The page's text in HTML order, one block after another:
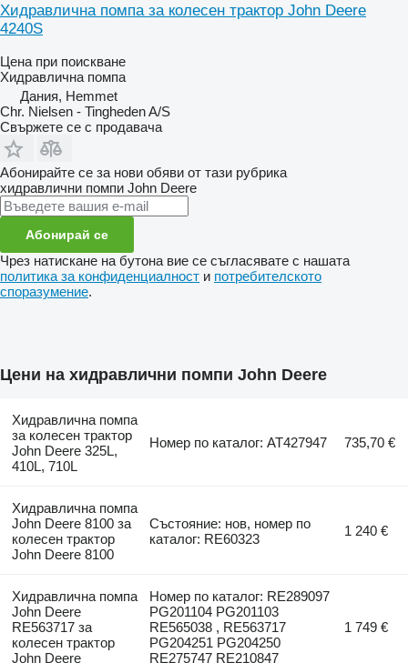
Хидравлична помпа за колесен трактор John Deere
4240S
Цена при поискване
Хидравлична помпа
Дания, Hemmet
Chr. Nielsen - Tingheden A/S
Свържете се с продавача
Абонирайте се за нови обяви от тази рубрика
хидравлични помпи John Deere
Абонирай се
Чрез натискане на бутона вие се съгласявате с нашата
политика за конфиденциалност и потребителското
споразумение.
Цени на хидравлични помпи John Deere
Хидравлична помпа
за колесен трактор
John Deere 325L,
410L, 710L
Номер по каталог: AT427947 735,70 €
Хидравлична помпа
John Deere 8100 за
колесен трактор
John Deere 8100
Състояние: нов, номер по
каталог: RE60323
1 240 €
Хидравлична помпа
John Deere
RE563717 за
колесен трактор
John Deere
Номер по каталог: RE289097
PG201104 PG201103
RE565038 , RE563717
PG204251 PG204250
RE275747 RE210847
1 749 €